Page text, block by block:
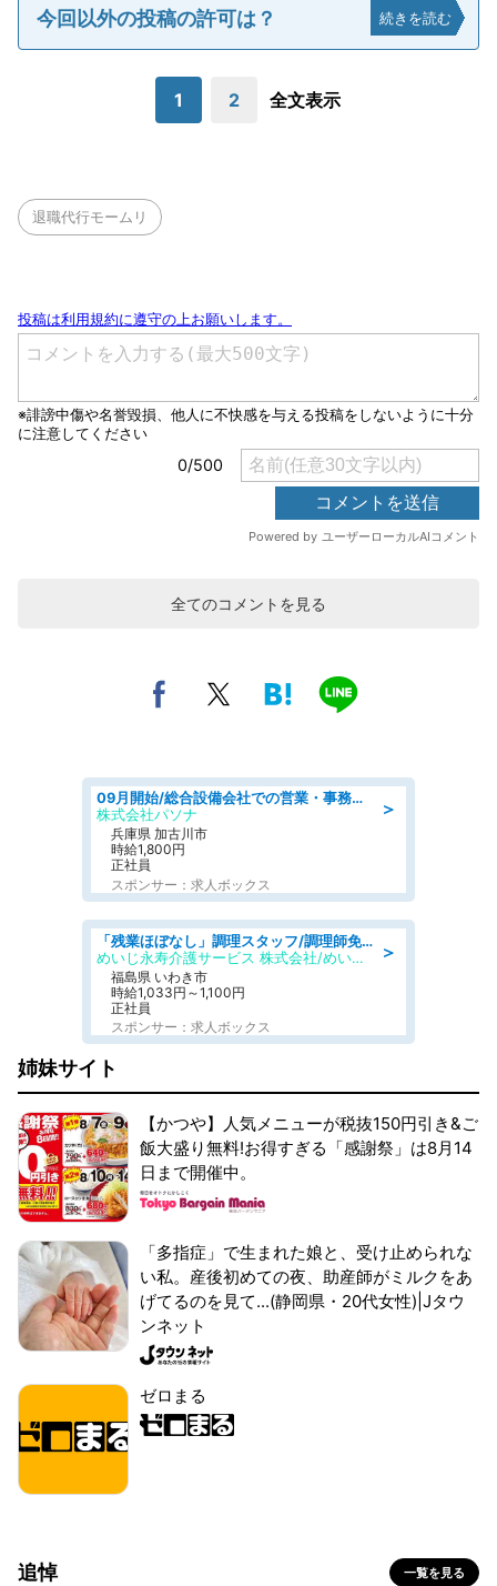
今回以外の投稿の許可は？ 続きを読む
1 2 全文表示
退職代行モームリ
全てのコメントを見る
＞
09月開始/総合設備会社での営業・事務のお仕事/車通勤可/賞与あり/営業/営業事務
株式会社パソナ
兵庫県 加古川市
時給1,800円
正社員
スポンサー：求人ボックス
＞
「残業ほぼなし」調理スタッフ/調理師免許必須/正職員/日勤のみ/住宅型有料老人ホーム
めいじ永寿介護サービス 株式会社/めいじ永寿介護サービスセンター
福島県 いわき市
時給1,033円～1,100円
正社員
スポンサー：求人ボックス
姉妹サイト
【かつや】人気メニューが税抜150円引き&ご
飯大盛り無料!お得すぎる「感謝祭」は8月14
日まで開催中。
「多指症」で生まれた娘と、受け止められな
い私。産後初めての夜、助産師がミルクをあ
げてるのを見て...(静岡県・20代女性)|Jタウ
ンネット
ゼロまる
追悼 一覧を見る